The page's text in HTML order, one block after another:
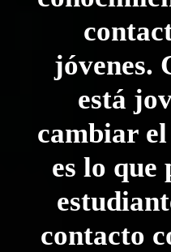
jóvenes.
está
cambiar
es lo que
contacto